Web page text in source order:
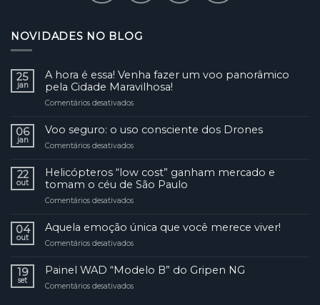
NOVIDADES NO BLOG
25
jan
A hora é essa! Venha fazer um voo panorâmico
pela Cidade Maravilhosa!
Comentários desativados
fazer
um
Cidade
06
jan
Voo seguro: o uso consciente dos Drones
Comentários desativados
o
uso
Drones
22
out
Helicópteros “low cost” ganham mercado e
tomam o céu de São Paulo
Comentários desativados
“low
e
04
out
Aquela emoção única que você merece viver!
Comentários desativados
emoção
19
set
Painel WAD “Modelo B” do Gripen NG
Comentários desativados